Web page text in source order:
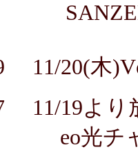
11/20(木)
11/19よ
ャン